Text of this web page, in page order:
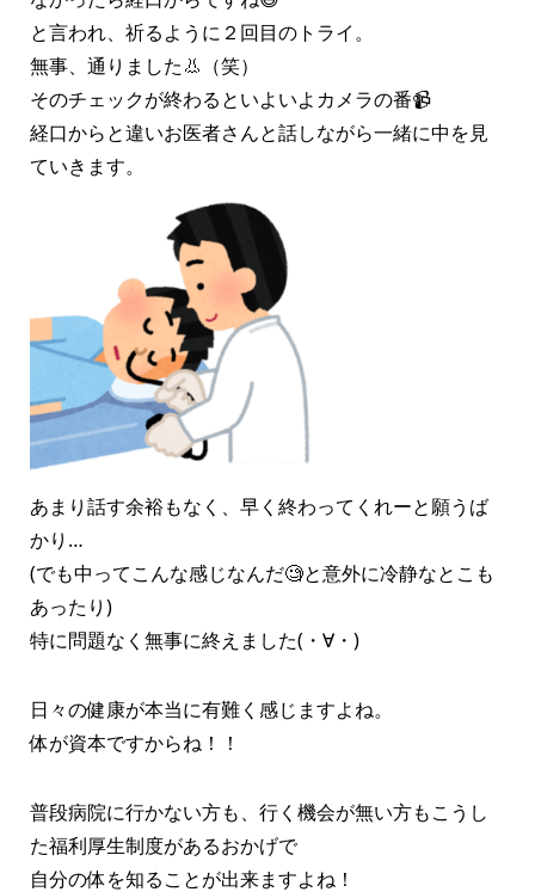
と言われ、祈るように２回目のトライ。
無事、通りました👃（笑）
そのチェックが終わるといよいよカメラの番📹
経口からと違いお医者さんと話しながら一緒に中を見
ていきます。
あまり話す余裕もなく、早く終わってくれーと願うば
かり…
(でも中ってこんな感じなんだ🧐と意外に冷静なとこも
あったり)
特に問題なく無事に終えました(・∀・)
日々の健康が本当に有難く感じますよね。
体が資本ですからね！！
普段病院に行かない方も、行く機会が無い方もこうし
た福利厚生制度があるおかげで
自分の体を知ることが出来ますよね！